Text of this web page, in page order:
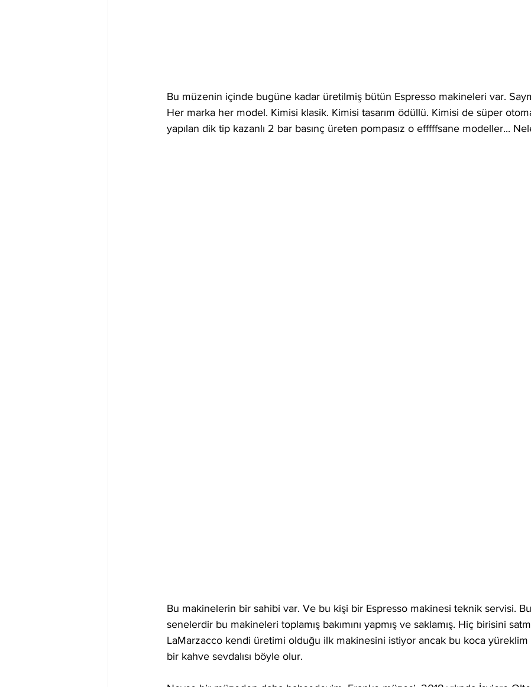
Bu müzenin içinde bugüne kadar üretilmiş bütün Espresso makineleri var.
Her marka her model. Kimisi klasik. Kimisi tasarım ödüllü. Kimisi de süper
yapılan dik tip kazanlı 2 bar basınç üreten pompasız o efffffsane modeller...
Bu makinelerin bir sahibi var. Ve bu kişi bir Espresso makinesi teknik servisi. Bu
senelerdir bu makineleri toplamış bakımını yapmış ve saklamış. Hiç birisini
LaMarzacco kendi üretimi olduğu ilk makinesini istiyor ancak bu koca yüreklim
bir kahve sevdalısı böyle olur.